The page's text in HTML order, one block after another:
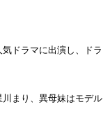
ドラマに出演し、ドラ
まり、異母妹はモデル